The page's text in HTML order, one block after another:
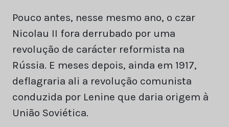
Pouco antes, nesse mesmo ano, o czar
Nicolau II fora derrubado por uma
revolução de carácter reformista na
Rússia. E meses depois, ainda em 1917,
deflagraria ali a revolução comunista
conduzida por Lenine que daria origem à
União Soviética.